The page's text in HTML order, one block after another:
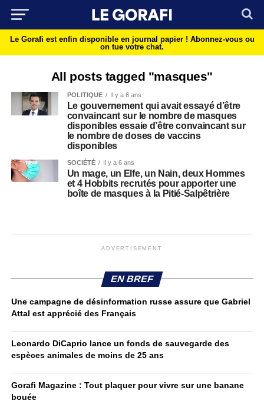
Le Gorafi est enfin disponible en journal papier ! Abonnez-vous ou
on tue votre chat.
All posts tagged "masques"
POLITIQUE Il y a 6 ans
Le gouvernement qui avait essayé d’être
convaincant sur le nombre de masques
disponibles essaie d’être convaincant sur
le nombre de doses de vaccins
disponibles
SOCIÉTÉ Il y a 6 ans
Un mage, un Elfe, un Nain, deux Hommes
et 4 Hobbits recrutés pour apporter une
boîte de masques à la Pitié-Salpêtrière
ADVERTISEMENT
EN BREF
Une campagne de désinformation russe assure que Gabriel
Attal est apprécié des Français
Leonardo DiCaprio lance un fonds de sauvegarde des
espèces animales de moins de 25 ans
Gorafi Magazine : Tout plaquer pour vivre sur une banane
bouée